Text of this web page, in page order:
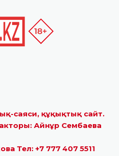
саяси, құқықтық сайт.
Айнұр Сембаева
Тел: +7 777 407 5511